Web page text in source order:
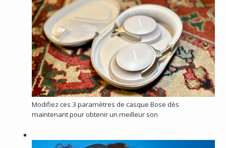
Modifiez ces 3 paramètres de casque Bose dès
maintenant pour obtenir un meilleur son